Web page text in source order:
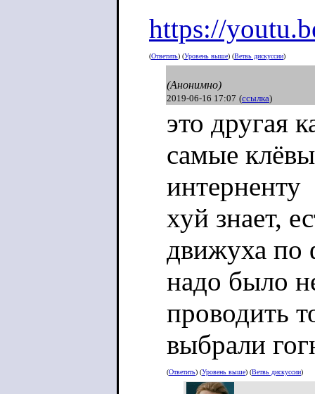
https://
(Ответить) (Уровень выше) (Ветвь дискуссии)
(Анонимно)
2019-06-16 17:07 (ссылка)
это другая
самые
интерненту
хуй знает,
движуха по
надо было
проводить
выбрали
(Ответить) (Уровень выше) (Ветвь дискуссии)